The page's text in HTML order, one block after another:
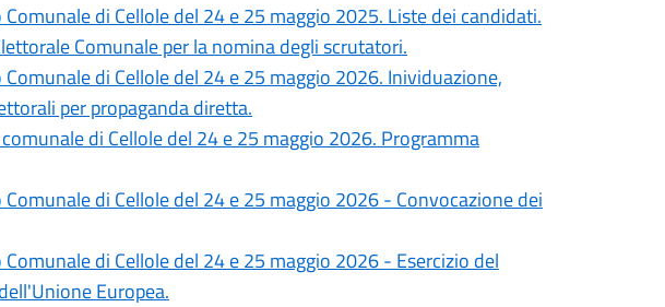
di Cellole del 24 e 25 maggio 2025. Liste dei candidati.
Comunale per la nomina degli scrutatori.
di Cellole del 24 e 25 maggio 2026. Inividuazione,
per propaganda diretta.
di Cellole del 24 e 25 maggio 2026. Programma
di Cellole del 24 e 25 maggio 2026 - Convocazione dei
di Cellole del 24 e 25 maggio 2026 - Esercizio del
Europea.